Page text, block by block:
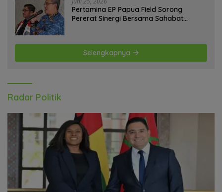
Pertamina EP Papua Field Sorong
Pererat Sinergi Bersama Sahabat
Selengkapnya
Radar Politik